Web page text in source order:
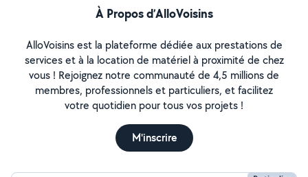
À Propos d’AlloVoisins
AlloVoisins est la plateforme dédiée aux prestations de
services et à la location de matériel à proximité de chez
vous ! Rejoignez notre communauté de 4,5 millions de
membres, professionnels et particuliers, et facilitez
votre quotidien pour tous vos projets !
M'inscrire